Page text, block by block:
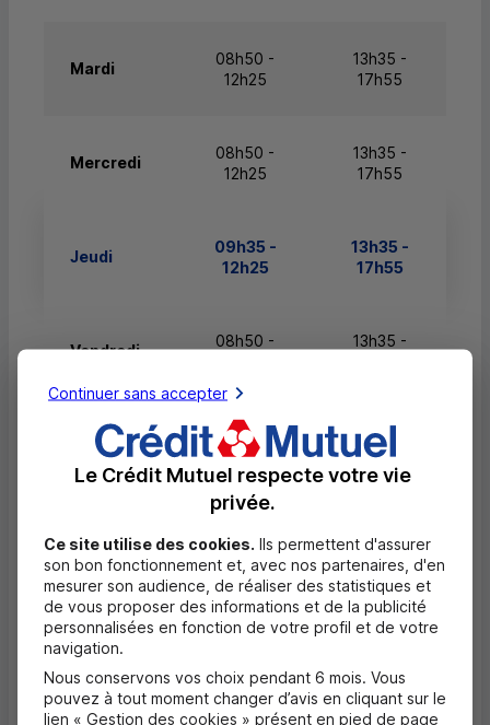
Mardi
08h50 -
12h25
13h35 -
17h55
Mercredi
08h50 -
12h25
13h35 -
17h55
Jeudi
09h35 -
12h25
13h35 -
17h55
Vendredi
08h50 -
13h35 -
Samedi
08h50 -
12h25
Fermé
Masquer
Questions fréquentes
Quels documents sont nécessaires à
l'ouverture d'un compte pour un majeur ?
Continuer sans accepter
Le Crédit Mutuel respecte votre vie
privée.
Ce site utilise des cookies. Ils permettent d'assurer
son bon fonctionnement et, avec nos partenaires, d'en
mesurer son audience, de réaliser des statistiques et
de vous proposer des informations et de la publicité
personnalisées en fonction de votre profil et de votre
navigation.
Nous conservons vos choix pendant 6 mois. Vous
pouvez à tout moment changer d’avis en cliquant sur le
lien « Gestion des cookies » présent en pied de page